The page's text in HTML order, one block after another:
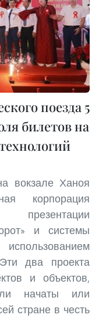
поезда 5
билетов на
вокзале Ханоя
корпорация
презентации
и системы
два проекта
и объектов,
начаты или
стране в честь